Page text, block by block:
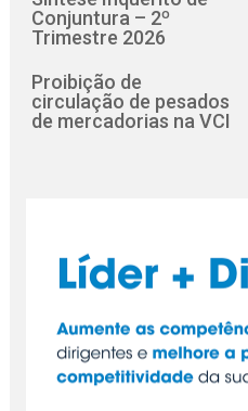
Conjuntura – 2º
Trimestre 2026
Proibição de
circulação de pesados
de mercadorias na VCI